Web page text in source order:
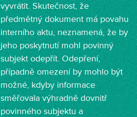
vyvrátit. Skutečnost, že
předmětný dokument má povahu
interního aktu, neznamená, že by
jeho poskytnutí mohl povinný
subjekt odepřít. Odepření,
případně omezení by mohlo být
možné, kdyby informace
směřovala výhradně dovnitř
povinného subjektu a